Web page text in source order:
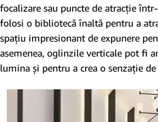
focalizare sau puncte de atracție
folosi o bibliotecă înaltă pentru a
spațiu impresionant de expunere
asemenea, oglinzile verticale pot fi
lumina și pentru a crea o senzație